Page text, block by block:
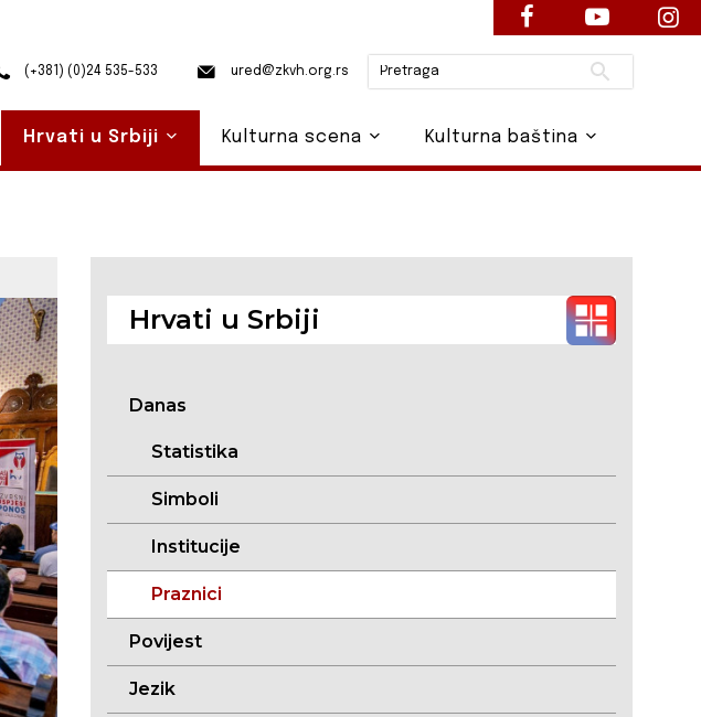
Hrvati u Srbiji
Danas
Statistika
Simboli
Institucije
Praznici
Povijest
Jezik
(+381) (0)24 535-533 ured@zkvh.org.rs Pretraži
Hrvati u Srbiji Kulturna scena Kulturna baština